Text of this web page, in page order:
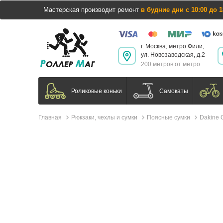
Мастерская производит ремонт в будние дни с 10:00 до
г. Москва, метро Фили,
ул. Новозаводская, д.2
200 метров от метро
Роликовые коньки Самокаты
Главная Рюкзаки, чехлы и сумки Поясные сумки Dakine